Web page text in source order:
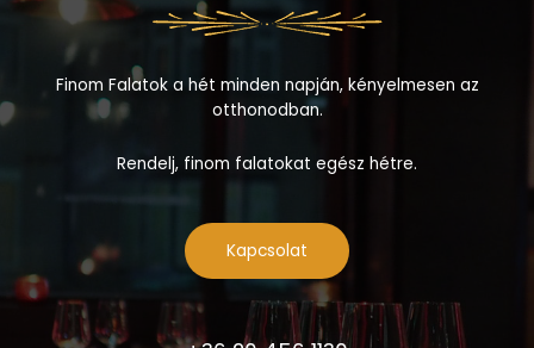
Finom Falatok a hét minden napján, kényelmesen az
otthonodban.
Rendelj, finom falatokat egész hétre.
Kapcsolat